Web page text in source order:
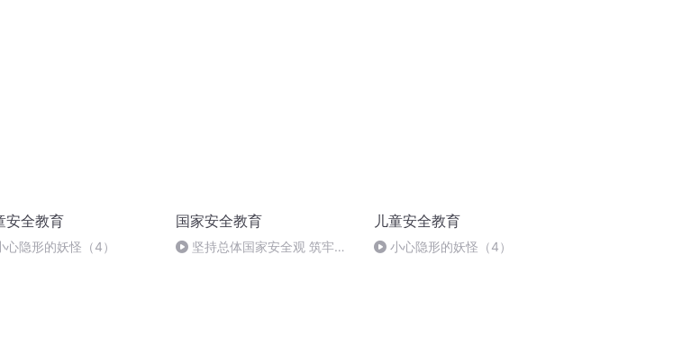
安全教育
心隐形的妖怪（4）
国家安全教育
坚持总体国家安全观 筑牢国
儿童安全教育
小心隐形的妖怪（4）